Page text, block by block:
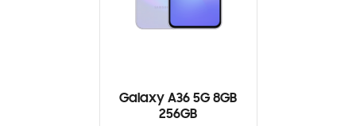
Galaxy A36 5G 8GB
256GB